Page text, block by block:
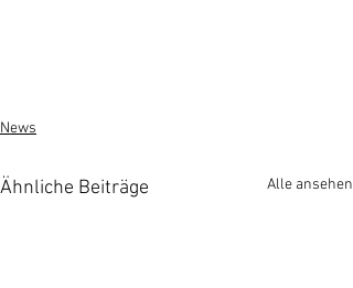
News
Ähnliche Beiträge Alle ansehen